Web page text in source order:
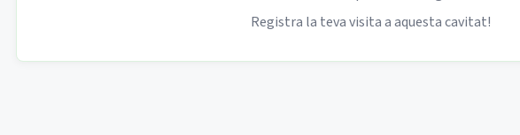
Registra la teva visita a aquesta cavitat!